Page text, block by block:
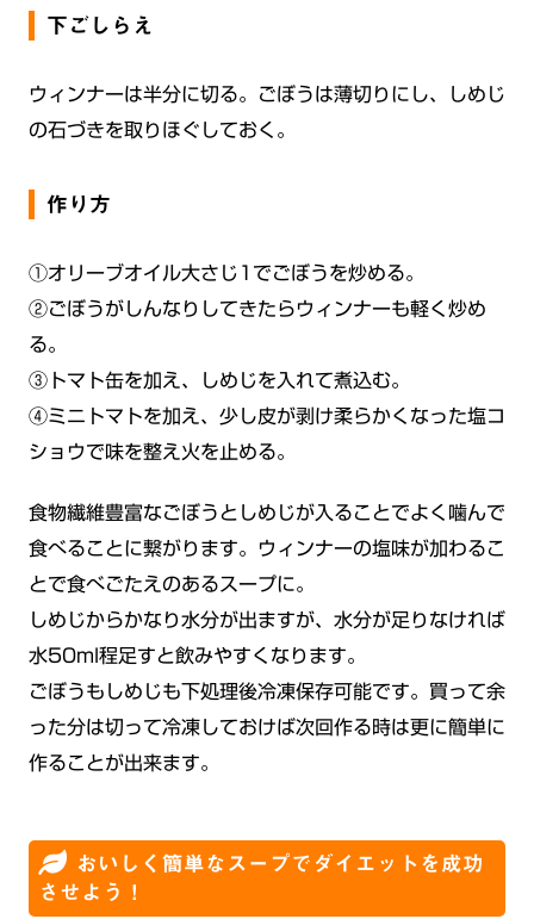
下ごしらえ
ウィンナーは半分に切る。ごぼうは薄切りにし、しめじ
の石づきを取りほぐしておく。
作り方
①オリーブオイル大さじ1でごぼうを炒める。
②ごぼうがしんなりしてきたらウィンナーも軽く炒め
る。
③トマト缶を加え、しめじを入れて煮込む。
④ミニトマトを加え、少し皮が剥け柔らかくなった塩コ
ショウで味を整え火を止める。
食物繊維豊富なごぼうとしめじが入ることでよく噛んで
食べることに繋がります。ウィンナーの塩味が加わるこ
とで食べごたえのあるスープに。
しめじからかなり水分が出ますが、水分が足りなければ
水50ml程足すと飲みやすくなります。
ごぼうもしめじも下処理後冷凍保存可能です。買って余
った分は切って冷凍しておけば次回作る時は更に簡単に
作ることが出来ます。
おいしく簡単なスープでダイエットを成功
させよう！